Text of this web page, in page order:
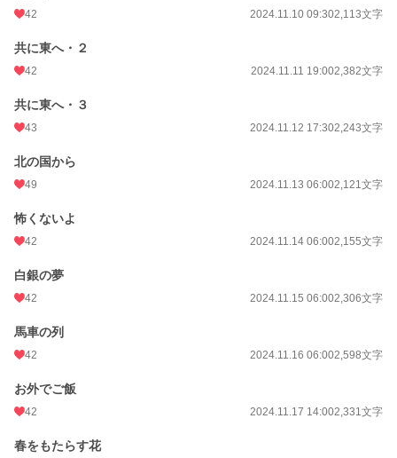
42 2024.11.10 09:302,113文字
共に東へ・２
42 2024.11.11 19:002,382文字
共に東へ・３
43 2024.11.12 17:302,243文字
北の国から
49 2024.11.13 06:002,121文字
怖くないよ
42 2024.11.14 06:002,155文字
白銀の夢
42 2024.11.15 06:002,306文字
馬車の列
42 2024.11.16 06:002,598文字
お外でご飯
42 2024.11.17 14:002,331文字
春をもたらす花